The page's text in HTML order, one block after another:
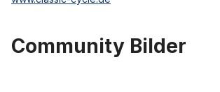
Community Bilder